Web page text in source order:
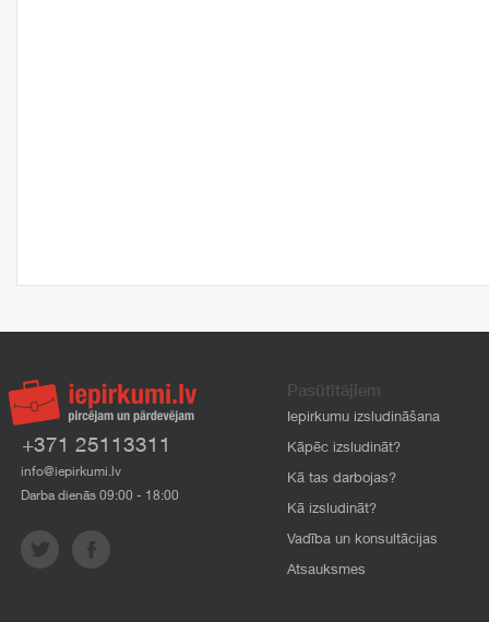
+371 25113311
info@iepirkumi.lv
Darba dienās 09:00 - 18:00
Pasūtītājiem
Iepirkumu izsludināšana
Kāpēc izsludināt?
Kā tas darbojas?
Kā izsludināt?
Vadība un konsultācijas
Atsauksmes